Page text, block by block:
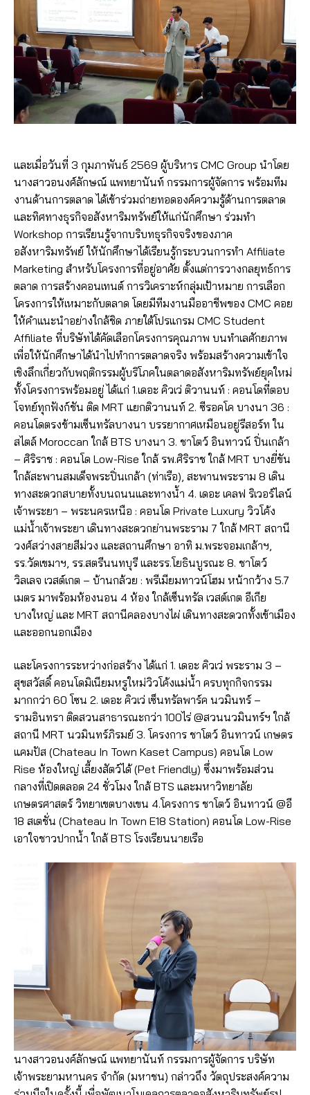
​​และเมื่อวันที่ 3 กุมภาพันธ์ 2569 ผู้บริหาร CMC Group นำโดย ​​
นางสาวอนงศ์ลักษณ์ แพทยานันท์​​ กรรมการผู้จัดการ พร้อมทีม
งานด้านการตลาด ได้เข้าร่วมถ่ายทอดองค์ความรู้ด้านการตลาด
และทิศทางธุรกิจอสังหาริมทรัพย์ให้แก่นักศึกษา ร่วมทำ
Workshop การเรียนรู้จากบริบทธุรกิจจริงของภาค
อสังหาริมทรัพย์ ให้นักศึกษาได้เรียนรู้กระบวนการทำ Affiliate
Marketing สำหรับโครงการที่อยู่อาศัย ตั้งแต่การวางกลยุทธ์การ
ตลาด การสร้างคอนเทนต์ การวิเคราะห์กลุ่มเป้าหมาย การเลือก
โครงการให้เหมาะกับตลาด โดยมีทีมงานมืออาชีพของ CMC คอย
ให้คำแนะนำอย่างใกล้ชิด ภายใต้โปรแกรม CMC Student
Affiliate ที่บริษัทได้คัดเลือกโครงการคุณภาพ บนทำเลศักยภาพ
เพื่อให้นักศึกษาได้นำไปทำการตลาดจริง พร้อมสร้างความเข้าใจ
เชิงลึกเกี่ยวกับพฤติกรรมผู้บริโภคในตลาดอสังหาริมทรัพย์ยุคใหม่
ทั้งโครงการพร้อมอยู่ ได้แก่ 1.เดอะ คิวเว่ ติวานนท์ : คอนโดที่ตอบ
โจทย์ทุกฟังก์ชัน ติด MRT แยกติวานนท์ 2. ซีรอคโค บางนา 36 :
คอนโดตรงข้ามเซ็นทรัลบางนา บรรยากาศเหมือนอยู่รีสอร์ท ใน
สไตล์ Moroccan ใกล้ BTS บางนา 3. ชาโตว์ อินทาวน์ ปิ่นเกล้า
– ศิริราช : คอนโด Low-Rise ใกล้ รพ.ศิริราช ใกล้ MRT บางยี่ขัน
ใกล้สะพานสมเด็จพระปิ่นเกล้า (ท่าเรือ), สะพานพระราม 8 เดิน
ทางสะดวกสบายทั้งบนถนนและทางน้ำ 4. เดอะ เคลฟ ริเวอร์ไลน์
เจ้าพระยา – พระนครเหนือ : คอนโด Private Luxury วิวโค้ง
แม่น้ำเจ้าพระยา เดินทางสะดวกย่านพระราม 7 ใกล้ MRT สถานี
วงศ์สว่างสายสีม่วง และสถานศึกษา อาทิ ม.พระจอมเกล้าฯ,
รร.วัดเขมาฯ, รร.สตรีนนทบุรี และรร.โยธินบูรณะ 8. ชาโตว์
วิลเลจ เวสต์เกต – บ้านกล้วย : พรีเมียมทาวน์โฮม หน้ากว้าง 5.7
เมตร มาพร้อมห้องนอน 4 ห้อง ใกล้เซ็นทรัล เวสต์เกต อีเกีย
บางใหญ่ และ MRT สถานีคลองบางไผ่ เดินทางสะดวกทั้งเข้าเมือง
และออกนอกเมือง
​​และโครงการระหว่างก่อสร้าง ได้แก่ 1. เดอะ คิวเว่ พระราม 3 –
สุขสวัสดิ์ คอนโดมิเนียมหรูใหม่วิวโค้งแม่น้ำ ครบทุกกิจกรรม
มากกว่า 60 โซน 2. เดอะ คิวเว่ เซ็นทรัลพาร์ค นวมินทร์ –
รามอินทรา ติดสวนสาธารณะกว่า 100ไร่ @สวนนวมินทร์ฯ ใกล้
สถานี MRT นวมินทร์ภิรมย์ 3. โครงการ ชาโตว์ อินทาวน์ เกษตร
แคมปัส (Chateau In Town Kaset Campus) คอนโด Low
Rise ห้องใหญ่ เลี้ยงสัตว์ได้ (Pet Friendly) ซึ่งมาพร้อมส่วน
กลางที่เปิดตลอด 24 ชั่วโมง ใกล้ BTS และมหาวิทยาลัย
เกษตรศาสตร์ วิทยาเขตบางเขน 4.โครงการ ชาโตว์ อินทาวน์ @อี
18 สเตชั่น (Chateau In Town E18 Station) คอนโด Low-Rise
เอาใจชาวปากน้ำ ใกล้ BTS โรงเรียนนายเรือ
​​นางสาวอนงค์ลักษณ์ แพทยานันท์​​ กรรมการผู้จัดการ บริษัท
เจ้าพระยามหานคร จำกัด (มหาชน) กล่าวถึง วัตถุประสงค์ความ